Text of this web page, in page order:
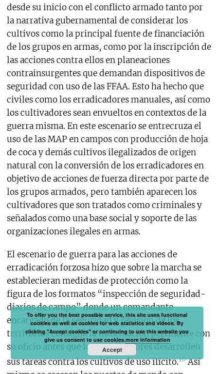
desde su inicio con el conflicto armado tanto por
la narrativa gubernamental de considerar los
cultivos como la principal fuente de financiación
de los grupos en armas, como por la inscripción de
las acciones contra ellos en planeaciones
contrainsurgentes que demandan dispositivos de
seguridad con uso de las FFAA. Esto ha hecho que
civiles como los erradicadores manuales, así como
los cultivadores sean envueltos en contextos de la
guerra misma. En este escenario se entrecruza el
uso de las MAP en campos con producción de hoja
de coca y demás cultivos ilegalizados de origen
natural con la conversión de los erradicadores en
objetivo de acciones de fuerza directa por parte de
los grupos armados, pero también aparecen los
cultivadores que son tratados como criminales y
señalados como una base social y soporte de las
organizaciones ilegales en armas.
El escenario de guerra para las acciones de
erradicación forzosa hizo que sobre la marcha se
establecieran medidas de protección como la
figura de los formatos “inspección de seguridad-
diarios de campo” donde un comandante
encargado de la seguridad y revisión de los
territorios consigna la información pertinente con
su oficio antes que los erradicadores desarrollen
sus tareas contra los cultivos de uso ilícito.16Así
To offer you the best possible service, this site uses functional
cookies as well as cookies for web statistics and videos. By
clicking "Accept cookies" or continuing to use this website you
give us consent to use cookies.more information
Accept